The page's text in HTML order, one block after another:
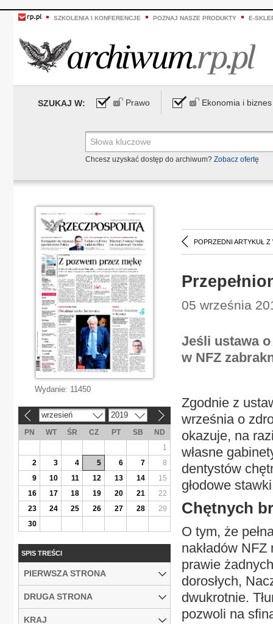
SZKOLENIA I KONFERENCJE POZNAJ NASZE PRODUKTY E-
SZUKAJ W: Prawo Ekonomia i biznes
Chcesz uzyskać dostęp do archiwum? Zobacz ofertę
POPRZEDNI ARTYKUŁ Z
05 września
Jeśli ustawa
w NFZ
Zgodnie z
września o
okazuje, na
własne
dentystów
głodowe
Chętnych
O tym, że
nakładów
prawie
dorosłych,
dwukrotnie.
pozwoli na
Wydanie: 11450
wrzesień 2019
PN WT ŚR CZ PT SB
ND
1
2
3 4 5 6 7
8
9
10 11 12 13 14
15
16
17 18 19 20 21
22
23
24 25 26 27 28
29
30
SPIS TREŚCI
PIERWSZA STRONA
DRUGA STRONA
KRAJ